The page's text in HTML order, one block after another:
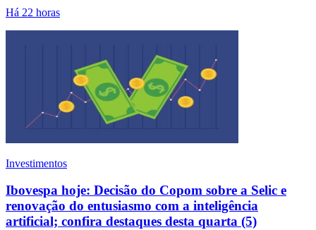
Há 22 horas
Investimentos
Ibovespa hoje: Decisão do Copom sobre a Selic e
renovação do entusiasmo com a inteligência
artificial; confira destaques desta quarta (5)